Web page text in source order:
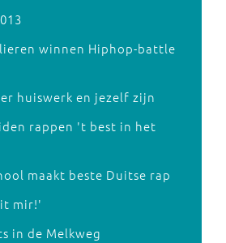
winnen Hiphop-battle
huiswerk en jezelf zijn
rappen 't best in het
maakt beste Duitse rap
mir!'
in de Melkweg